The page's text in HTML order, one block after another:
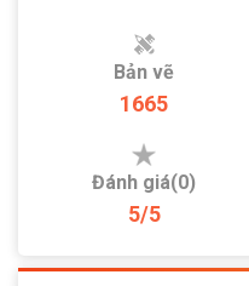
Bản vẽ
1665
Đánh giá(0)
5/5